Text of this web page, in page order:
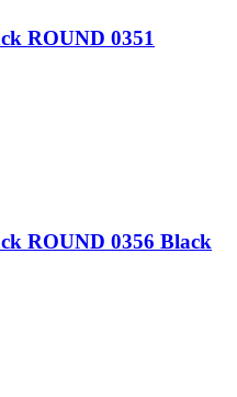
ROUND 0351
ROUND 0356 Black